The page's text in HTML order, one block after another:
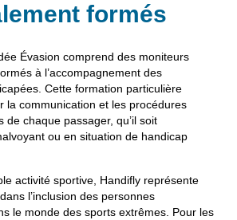
formés
Évasion comprend des moniteurs
à l’accompagnement des
Cette formation particulière
la communication et les procédures
de chaque passager, qu’il soit
ou en situation de handicap
activité sportive, Handifly représente
l’inclusion des personnes
le monde des sports extrêmes. Pour les